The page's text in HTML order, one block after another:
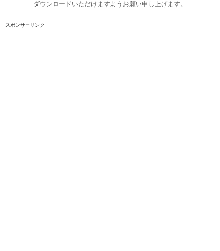
ダウンロードいただけますようお願い申し上げます。
スポンサーリンク